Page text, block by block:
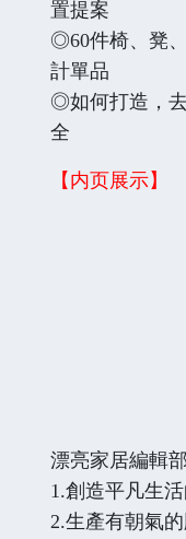
置提案
◎60件椅、凳
計單品
◎如何打造，
全
【内页展示】
漂亮家居編輯部
1.創造平凡生
2.生產有朝氣的